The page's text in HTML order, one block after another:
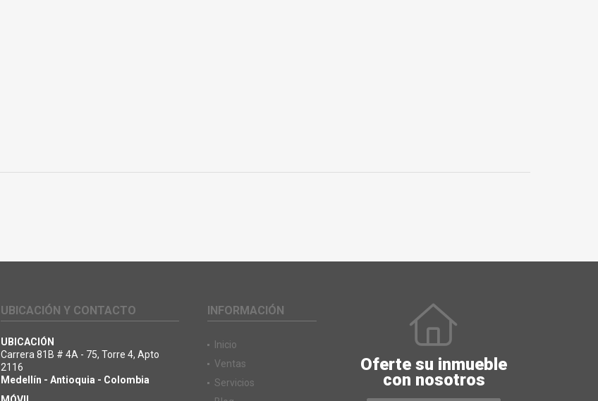
UBICACIÓN Y CONTACTO
UBICACIÓN
Carrera 81B # 4A - 75, Torre 4, Apto
2116
Medellín - Antioquia - Colombia
INFORMACIÓN
Inicio
Ventas
Servicios
Oferte su inmueble
con nosotros